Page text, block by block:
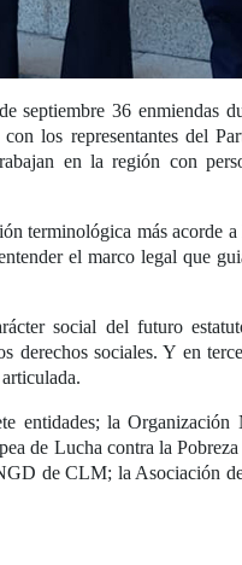
septiembre 36 enmiendas
los representantes del
en la región con
terminológica más
el marco legal que
social del futuro
sociales. Y en
entidades; la
de Lucha contra la
de CLM; la Asociación